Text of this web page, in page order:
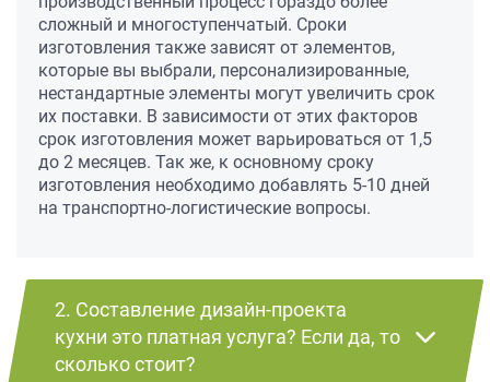
сложный и многоступенчатый. Сроки
изготовления также зависят от элементов,
которые вы выбрали, персонализированные,
нестандартные элементы могут увеличить срок
их поставки. В зависимости от этих факторов
срок изготовления может варьироваться от 1,5
до 2 месяцев. Так же, к основному сроку
изготовления необходимо добавлять 5-10 дней
на транспортно-логистические вопросы.
2. Составление дизайн-проекта
кухни это платная услуга? Если да, то
сколько стоит?